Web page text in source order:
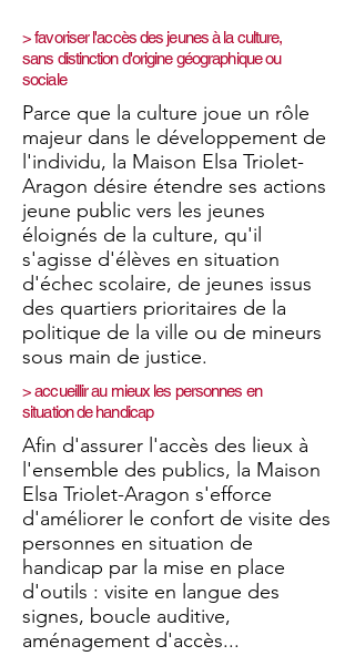
> favoriser l'accès des jeunes à la culture,
sans distinction d'origine géographique ou
sociale
Parce que la culture joue un rôle
majeur dans le développement de
l'individu, la Maison Elsa Triolet-
Aragon désire étendre ses actions
jeune public vers les jeunes
éloignés de la culture, qu'il
s'agisse d'élèves en situation
d'échec scolaire, de jeunes issus
des quartiers prioritaires de la
politique de la ville ou de mineurs
sous main de justice.
> accueillir au mieux les personnes en
situation de handicap
Afin d'assurer l'accès des lieux à
l'ensemble des publics, la Maison
Elsa Triolet-Aragon s'efforce
d'améliorer le confort de visite des
personnes en situation de
handicap par la mise en place
d'outils : visite en langue des
signes, boucle auditive,
aménagement d'accès...